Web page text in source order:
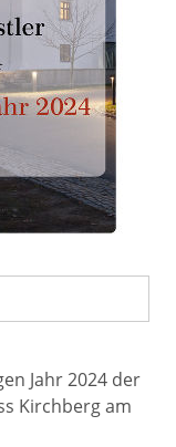
Jahr 2024 der
Kirchberg am